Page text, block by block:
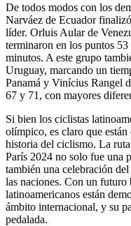
De todos modos con los
Narváez de Ecuador
líder. Orluis Aular de
terminaron en los puntos
minutos. A este grupo
Uruguay, marcando un
Panamá y Vinícius Rangel
67 y 71, con mayores
Si bien los ciclistas
olímpico, es claro que
historia del ciclismo. La
París 2024 no solo fue una
también una celebración
las naciones. Con un futuro
latinoamericanos están
ámbito internacional, y su
pedalada.